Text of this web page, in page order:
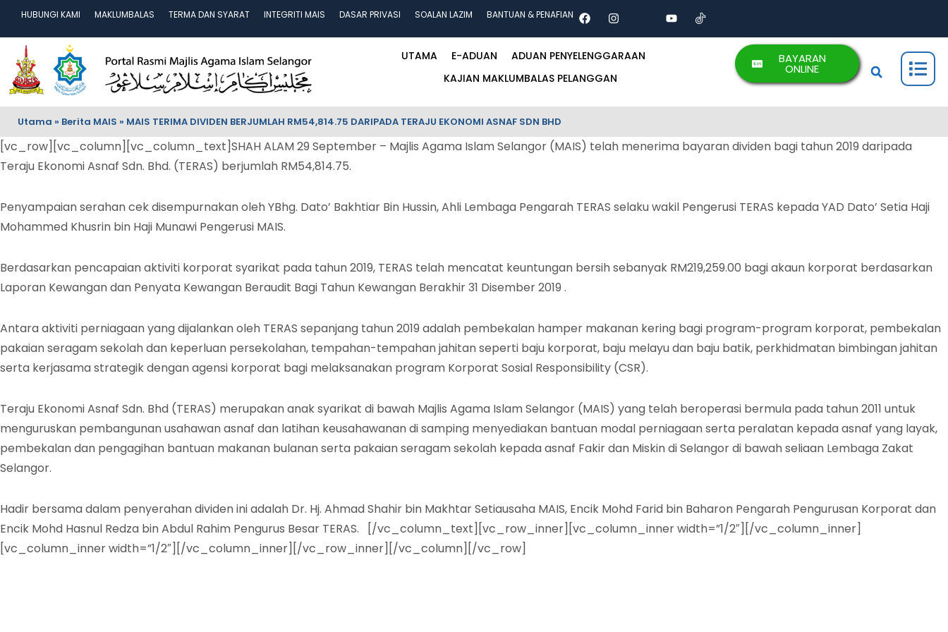
HUBUNGI KAMI MAKLUMBALAS TERMA DAN SYARAT INTEGRITI MAIS DASAR PRIVASI SOALAN LAZIM BANTUAN & PENAFIAN
UTAMA E-ADUAN
ADUAN PENYELENGGARAAN
KAJIAN MAKLUMBALAS PELANGGAN
BAYARAN
ONLINE
Utama » Berita MAIS » MAIS TERIMA DIVIDEN BERJUMLAH RM54,814.75 DARIPADA TERAJU EKONOMI ASNAF SDN BHD
[vc_row][vc_column][vc_column_text]SHAH ALAM 29 September – Majlis Agama Islam Selangor (MAIS) telah menerima bayaran dividen bagi tahun 2019 daripada
Teraju Ekonomi Asnaf Sdn. Bhd. (TERAS) berjumlah RM54,814.75.
Penyampaian serahan cek disempurnakan oleh YBhg. Dato’ Bakhtiar Bin Hussin, Ahli Lembaga Pengarah TERAS selaku wakil Pengerusi TERAS kepada YAD Dato’ Setia Haji
Mohammed Khusrin bin Haji Munawi Pengerusi MAIS.
Berdasarkan pencapaian aktiviti korporat syarikat pada tahun 2019, TERAS telah mencatat keuntungan bersih sebanyak RM219,259.00 bagi akaun korporat berdasarkan
Laporan Kewangan dan Penyata Kewangan Beraudit Bagi Tahun Kewangan Berakhir 31 Disember 2019 .
Antara aktiviti perniagaan yang dijalankan oleh TERAS sepanjang tahun 2019 adalah pembekalan hamper makanan kering bagi program-program korporat, pembekalan
pakaian seragam sekolah dan keperluan persekolahan, tempahan-tempahan jahitan seperti baju korporat, baju melayu dan baju batik, perkhidmatan bimbingan jahitan
serta kerjasama strategik dengan agensi korporat bagi melaksanakan program Korporat Sosial Responsibility (CSR).
Teraju Ekonomi Asnaf Sdn. Bhd (TERAS) merupakan anak syarikat di bawah Majlis Agama Islam Selangor (MAIS) yang telah beroperasi bermula pada tahun 2011 untuk
menguruskan pembangunan usahawan asnaf dan latihan keusahawanan di samping menyediakan bantuan modal perniagaan serta peralatan kepada asnaf yang layak,
pembekalan dan pengagihan bantuan makanan bulanan serta pakaian seragam sekolah kepada asnaf Fakir dan Miskin di Selangor di bawah seliaan Lembaga Zakat
Selangor.
Hadir bersama dalam penyerahan dividen ini adalah Dr. Hj. Ahmad Shahir bin Makhtar Setiausaha MAIS, Encik Mohd Farid bin Baharon Pengarah Pengurusan Korporat dan
Encik Mohd Hasnul Redza bin Abdul Rahim Pengurus Besar TERAS.⠀[/vc_column_text][vc_row_inner][vc_column_inner width=”1/2″][/vc_column_inner]
[vc_column_inner width=”1/2″][/vc_column_inner][/vc_row_inner][/vc_column][/vc_row]